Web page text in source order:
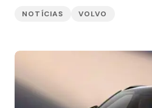
NOTÍCIAS VOLVO